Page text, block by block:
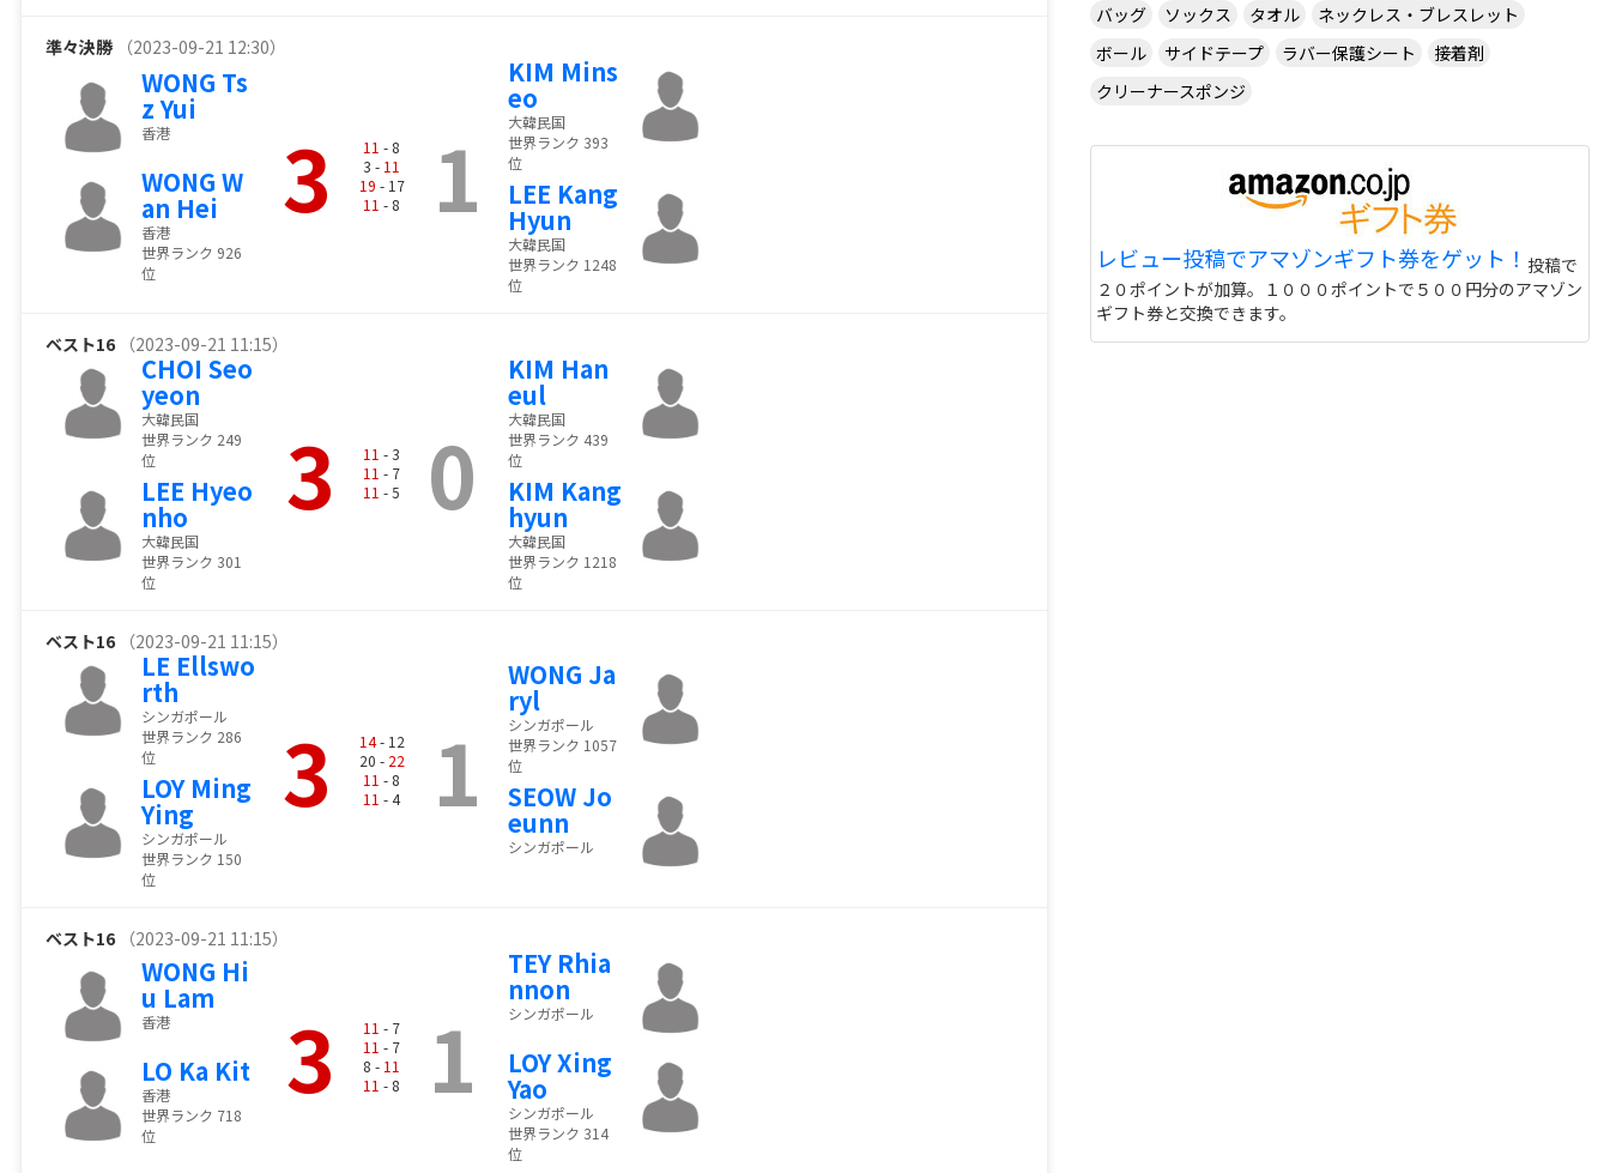
準々決勝 （2023-09-21 12:30）
WONG Ts
z Yui
香港
WONG W
an Hei
香港
世界ランク 926
位
3 11 - 8
3 - 11
19 - 17
11 - 8 1
KIM Mins
eo
大韓民国
世界ランク 393
位
LEE Kang
Hyun
大韓民国
世界ランク 1248
位
ベスト16 （2023-09-21 11:15）
CHOI Seo
yeon
大韓民国
世界ランク 249
位
LEE Hyeo
nho
大韓民国
世界ランク 301
位
3 11 - 3
11 - 7
11 - 5 0
KIM Han
eul
大韓民国
世界ランク 439
位
KIM Kang
hyun
大韓民国
世界ランク 1218
位
ベスト16 （2023-09-21 11:15）
LE Ellswo
rth
シンガポール
世界ランク 286
位
LOY Ming
Ying
シンガポール
世界ランク 150
位
3 14- 12
20 - 22
11 - 8
11 - 4 1
WONG Ja
ryl
シンガポール
世界ランク 1057
位
SEOW Jo
eunn
シンガポール
ベスト16 （2023-09-21 11:15）
WONG Hi
u Lam
香港
LO Ka Kit
香港
世界ランク 718
位
3 11 - 7
11 - 7
8 - 11
11 - 8 1
TEY Rhia
nnon
シンガポール
LOY Xing
Yao
シンガポール
世界ランク 314
位
バッグ
ソックス タオル
ネックレス・ブレスレット
ボール
サイドテープ ラバー保護シート
接着剤
クリーナースポンジ
レビュー投稿でアマゾンギフト券をゲット！ 投稿で
２０ポイントが加算。１０００ポイントで５００円分のアマゾン
ギフト券と交換できます。